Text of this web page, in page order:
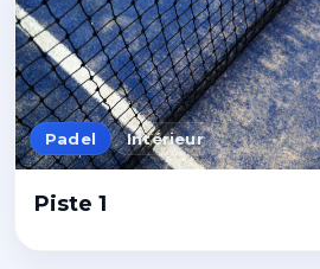
Padel Intérieur
Piste 1